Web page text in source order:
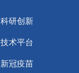
科研创新
技术平台
新冠疫苗